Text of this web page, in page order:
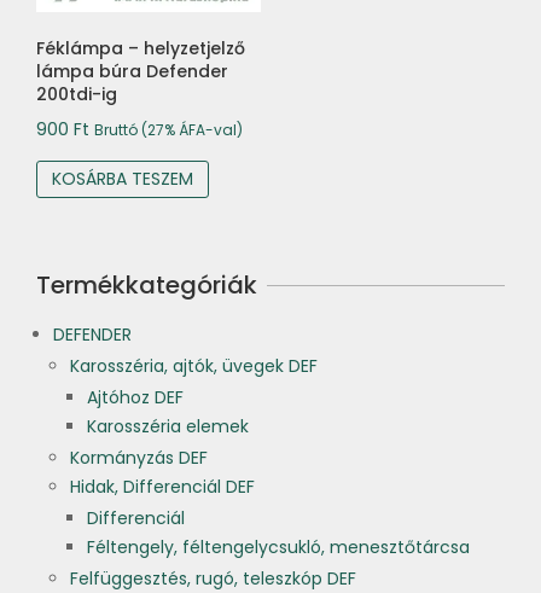
Féklámpa – helyzetjelző
lámpa búra Defender
200tdi-ig
900 Ft Bruttó (27% ÁFA-val)
KOSÁRBA TESZEM
Termékkategóriák
DEFENDER
Karosszéria, ajtók, üvegek DEF
Ajtóhoz DEF
Karosszéria elemek
Kormányzás DEF
Hidak, Differenciál DEF
Differenciál
Féltengely, féltengelycsukló, menesztőtárcsa
Felfüggesztés, rugó, teleszkóp DEF